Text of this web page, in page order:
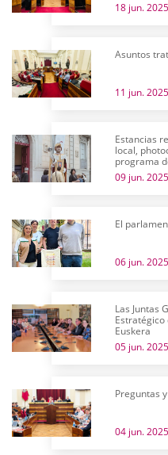
18 jun. 2025
Asuntos
11 jun. 2025
Estancias
local,
programa
las Juntas
09 jun. 2025
El
06 jun. 2025
Las Juntas
Euskera
05 jun. 2025
Preguntas
04 jun. 2025